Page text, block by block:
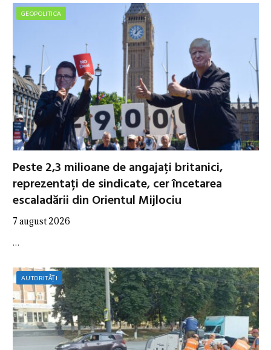
GEOPOLITICA
Peste 2,3 milioane de angajați britanici,
reprezentați de sindicate, cer încetarea
escaladării din Orientul Mijlociu
7 august 2026
…
AUTORITĂȚI